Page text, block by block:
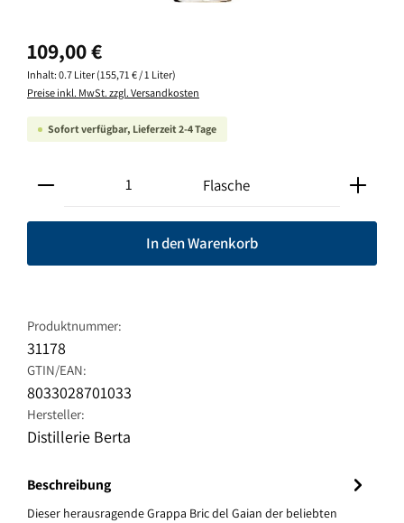
Regulärer Preis:
109,00 €
Inhalt:0.7 Liter(155,71 € / 1 Liter)
Preise inkl. MwSt. zzgl. Versandkosten
Sofort verfügbar, Lieferzeit 2-4 Tage
Produkt Anzahl: Gib den gewünschten Wert ein oder
Flasche
In den Warenkorb
Produktnummer:
31178
GTIN/EAN:
8033028701033
Hersteller:
Distillerie Berta
Beschreibung
Dieser herausragende Grappa Bric del Gaian der beliebten